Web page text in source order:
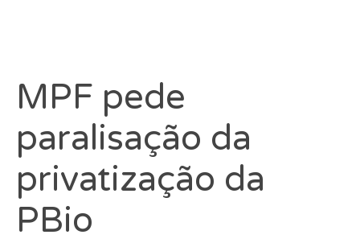
MPF pede
paralisação da
privatização da
PBio